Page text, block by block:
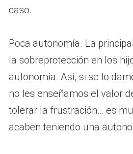
caso.
Poca autonomía. La
la sobreprotección en los
autonomía. Así, si se lo
no les enseñamos el valor
tolerar la frustración… es
acaben teniendo una